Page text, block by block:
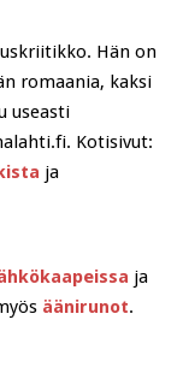
Hän on
romaania, kaksi
useasti
Kotisivut:
ja
ja
äänirunot.